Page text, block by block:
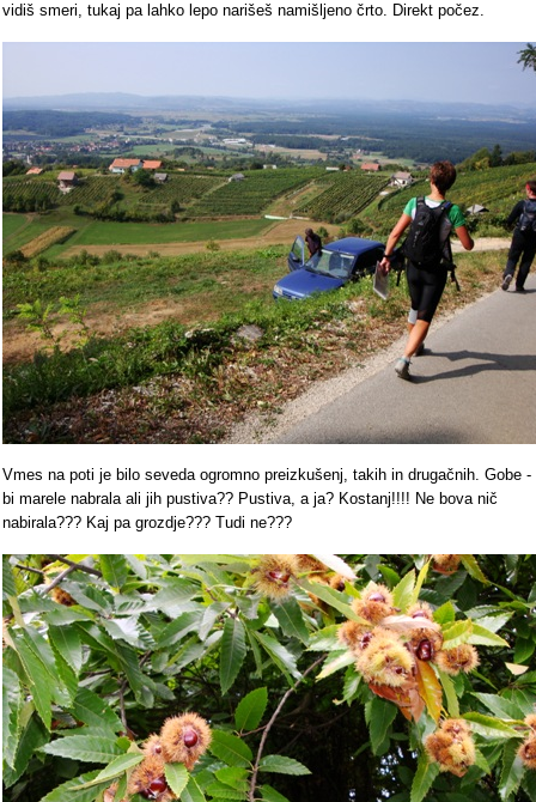
vidiš smeri, tukaj pa lahko lepo narišeš namišljeno črto. Direkt počez.
Vmes na poti je bilo seveda ogromno preizkušenj, takih in drugačnih. Gobe -
bi marele nabrala ali jih pustiva?? Pustiva, a ja? Kostanj!!!! Ne bova nič
nabirala??? Kaj pa grozdje??? Tudi ne???